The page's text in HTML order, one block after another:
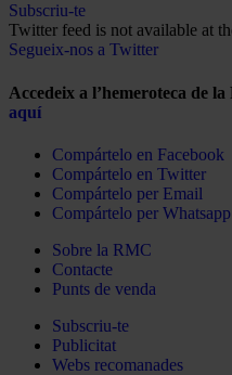
Subscriu-te
Twitter feed is not available at
Segueix-nos a Twitter
Accedeix a l’hemeroteca de
aquí
Compártelo en Facebook
Compártelo en Twitter
Compártelo per Email
Compártelo per Whatsapp
Sobre la RMC
Contacte
Punts de venda
Subscriu-te
Publicitat
Webs recomanades